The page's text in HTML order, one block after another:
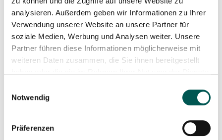
analysieren. Außerdem geben wir Informationen zu Ihrer
Verwendung unserer Website an unsere Partner für
soziale Medien, Werbung und Analysen weiter. Unsere
Partner führen diese Informationen möglicherweise mit
weiteren Daten zusammen, die Sie ihnen bereitgestellt
Notwendig
Präferenzen
– Premium Cargo Bike
at a WOW Price!
6.199,00€ 4.999,00€
deal extended – free
rain cover worth €379.00
with selected Family